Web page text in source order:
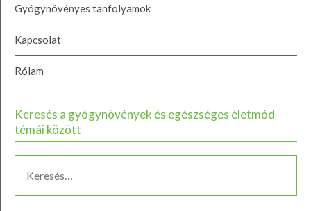
Gyógynövényes tanfolyamok
Kapcsolat
Rólam
Keresés a gyógynövények és egészséges életmód
témái között